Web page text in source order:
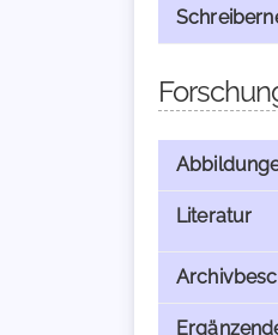
Literatur